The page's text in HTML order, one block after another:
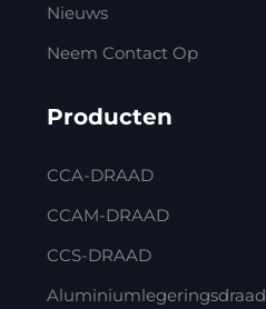
Nieuws
Neem Contact Op
Producten
CCA-DRAAD
CCAM-DRAAD
CCS-DRAAD
Aluminiumlegeringsdraad